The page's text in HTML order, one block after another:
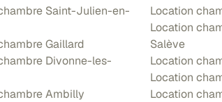
Saint-Julien-en-
Gaillard
Divonne-les-
Ambilly
Location
Location
Salève
Location
Location
Location